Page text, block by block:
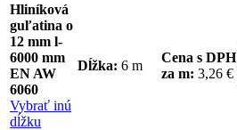
Hliníková
guľatina o
12 mm l-
6000 mm
EN AW
6060
Vybrať inú
dĺžku
Dĺžka: 6 m
Cena s DPH
za m: 3,26 €